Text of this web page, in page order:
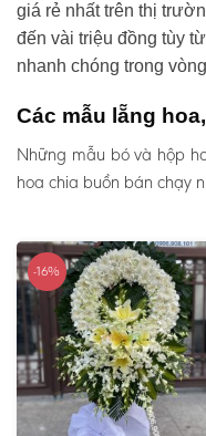
giá rẻ nhất trên thị
đến vài triệu đồng tùy
nhanh chóng trong
Các mẫu lẵng
Những mẫu bó và hộp
hoa chia buồn bán chạy
-16%